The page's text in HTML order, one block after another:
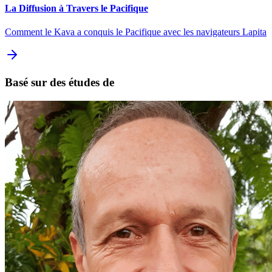
La Diffusion à Travers le Pacifique
Comment le Kava a conquis le Pacifique avec les navigateurs Lapita
Basé sur des études de